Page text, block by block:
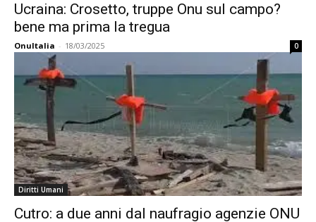
Ucraina: Crosetto, truppe Onu sul campo?
bene ma prima la tregua
OnuItalia - 18/03/2025 0
Diritti Umani
Cutro: a due anni dal naufragio agenzie ONU